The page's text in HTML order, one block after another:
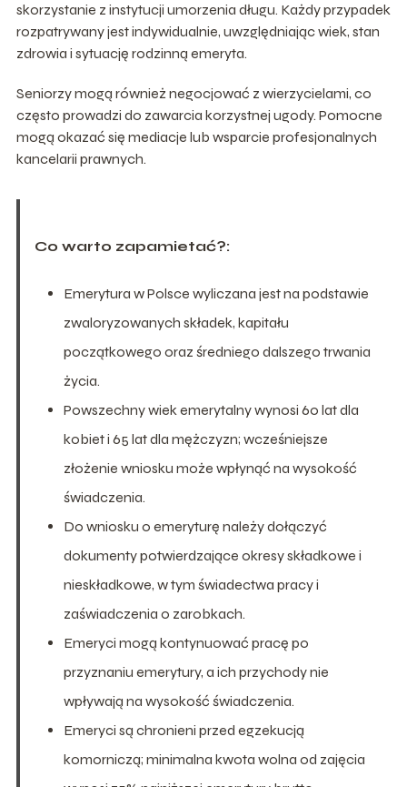
skorzystanie z instytucji umorzenia długu. Każdy przypadek
rozpatrywany jest indywidualnie, uwzględniając wiek, stan
zdrowia i sytuację rodzinną emeryta.
Seniorzy mogą również negocjować z wierzycielami, co
często prowadzi do zawarcia korzystnej ugody. Pomocne
mogą okazać się mediacje lub wsparcie profesjonalnych
kancelarii prawnych.
Co warto zapamietać?:
Emerytura w Polsce wyliczana jest na podstawie
zwaloryzowanych składek, kapitału
początkowego oraz średniego dalszego trwania
życia.
Powszechny wiek emerytalny wynosi 60 lat dla
kobiet i 65 lat dla mężczyzn; wcześniejsze
złożenie wniosku może wpłynąć na wysokość
świadczenia.
Do wniosku o emeryturę należy dołączyć
dokumenty potwierdzające okresy składkowe i
nieskładkowe, w tym świadectwa pracy i
zaświadczenia o zarobkach.
Emeryci mogą kontynuować pracę po
przyznaniu emerytury, a ich przychody nie
wpływają na wysokość świadczenia.
Emeryci są chronieni przed egzekucją
komorniczą; minimalna kwota wolna od zajęcia